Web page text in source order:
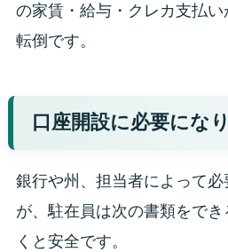
の家賃・給与・クレカ支払
転倒です。
口座開設に必要にな
銀行や州、担当者によって
が、駐在員は次の書類をで
くと安全です。